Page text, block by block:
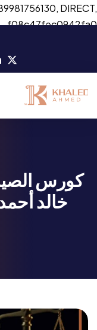
كورس
خالد